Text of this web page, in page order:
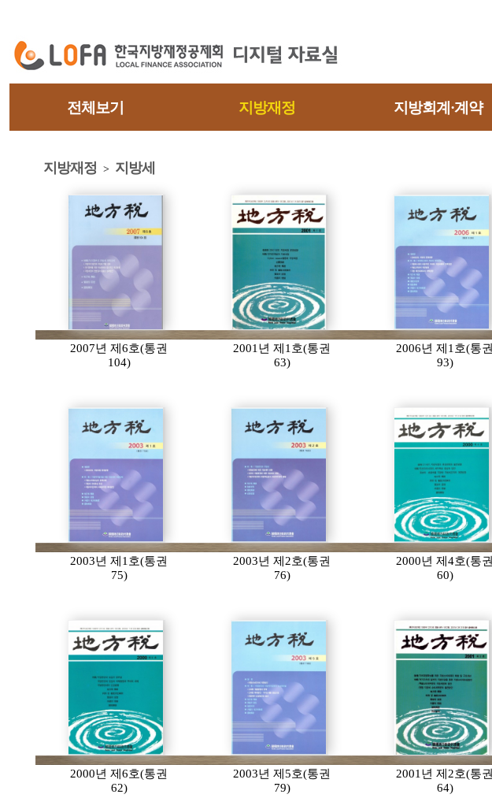
전체보기 지방재정 지방회계·계약
지방재정 > 지방세
2007년 제6호(통권
104)
2001년 제1호(통권
63)
2006년 제1호(통권
93)
2003년 제1호(통권
75)
2003년 제2호(통권
76)
2000년 제4호(통권
60)
2000년 제6호(통권
62)
2003년 제5호(통권
79)
2001년 제2호(통권
64)